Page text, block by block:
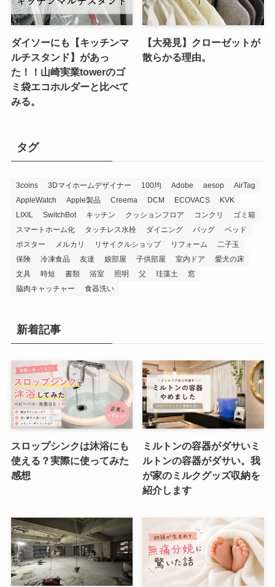
ダイソーにも【キッチンマ
ルチスタンド】があっ
た！！山崎実業towerのゴ
ミ袋エコホルダーと比べて
みる。
【大発見】クローゼットが
散らかる理由。
タグ
3coins 3Dマイホームデザイナー 100均 Adobe aesop
AirTag
AppleWatch
Apple製品 Creema DCM ECOVACS
KVK
LIXIL
SwitchBot キッチン クッションフロア コンクリ
ゴミ箱
スマートホーム化
タッチレス水栓 ダイニング バッグ
ベッド
ポスター
メルカリ リサイクルショップ リフォーム
二子玉
保険
冷凍食品 友達 娘部屋 子供部屋 室内ドア
愛犬の床
文具
時短 書類 浴室 照明 父 珪藻土
窓
脇肉キャッチャー
食器洗い
新着記事
スロップシンクは沐浴にも
使える？実際に使ってみた
感想
ミルトンの容器がダサいミ
ルトンの容器がダサい。我
が家のミルクグッズ収納を
紹介します